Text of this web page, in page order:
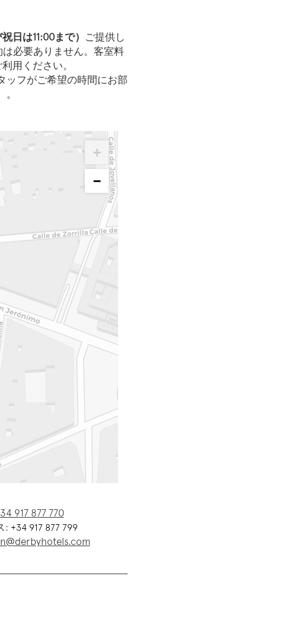
日は11:00まで）
ご提供し
必要ありません。客室料
用ください。
ッフがご希望の時間にお部
。
917 877 770
: +34 917 877 799